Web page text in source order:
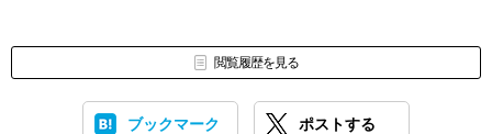
閲覧履歴を見る
ブックマーク ポストする